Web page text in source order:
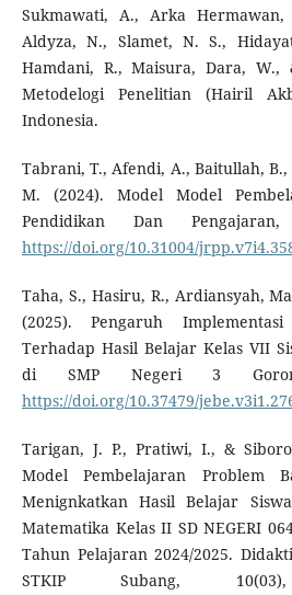
Sukmawati, A., Arka
Aldyza, N., Slamet, N. S.,
Hamdani, R., Maisura, Dara, W.,
Metodelogi Penelitian (Hairil
Indonesia.
Tabrani, T., Afendi, A., Baitullah, B.,
M. (2024). Model Model
Pendidikan Dan Pengajaran,
https://doi.org/10.31004/
Taha, S., Hasiru, R., Ardiansyah,
(2025). Pengaruh
Terhadap Hasil Belajar Kelas VII
di SMP Negeri 3
https://doi.org/10.37479/
Tarigan, J. P., Pratiwi, I., &
Model Pembelajaran Problem
Menignkatkan Hasil Belajar
Matematika Kelas II SD NEGERI
Tahun Pelajaran 2024/2025.
STKIP Subang,